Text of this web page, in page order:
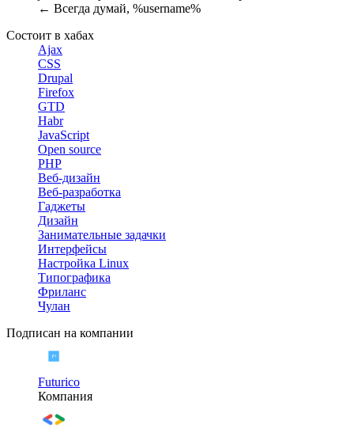
← Всегда думай, %username%
Состоит в хабах
Ajax
CSS
Drupal
Firefox
GTD
Habr
JavaScript
Open source
PHP
Веб-дизайн
Веб-разработка
Гаджеты
Дизайн
Занимательные задачки
Интерфейсы
Настройка Linux
Типографика
Фриланс
Чулан
Подписан на компании
Futurico
Компания